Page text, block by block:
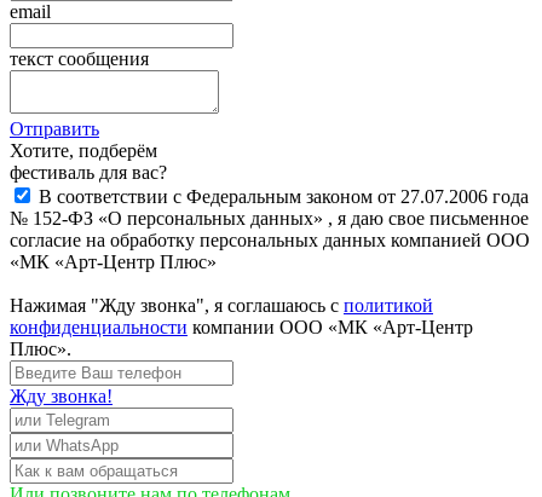
email
текст сообщения
Отправить
Хотите, подберём
фестиваль для вас?
В соответствии с Федеральным законом от 27.07.2006 года
№ 152-ФЗ «О персональных данных» , я даю свое письменное
согласие на обработку персональных данных компанией ООО
«МК «Арт-Центр Плюс»
Нажимая "Жду звонка", я соглашаюсь с политикой
конфиденциальности компании ООО «МК «Арт-Центр
Плюс».
Жду звонка!